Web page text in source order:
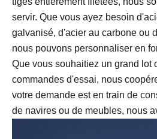
servir. Que vous ayez besoin
galvanisé, d'acier au carbone ou
nous pouvons personnaliser en
Que vous souhaitiez un grand lot
commandes d'essai, nous
votre demande est en train de
de navires ou de meubles, nous